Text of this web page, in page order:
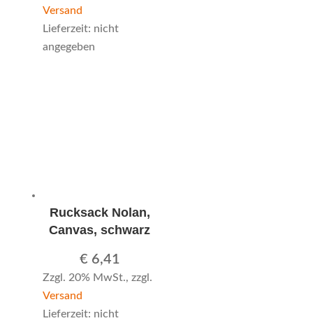
Versand
Lieferzeit: nicht
angegeben
Rucksack Nolan,
Canvas, schwarz
€ 6,41
Zzgl. 20% MwSt., zzgl.
Versand
Lieferzeit: nicht